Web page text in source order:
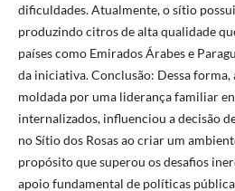
dificuldades. Atualmente, o sítio
produzindo citros de alta qualidade
países como Emirados Árabes e
da iniciativa. Conclusão: Dessa
moldada por uma liderança familiar
internalizados, influenciou a decisão
no Sítio dos Rosas ao criar um
propósito que superou os desafios
apoio fundamental de políticas